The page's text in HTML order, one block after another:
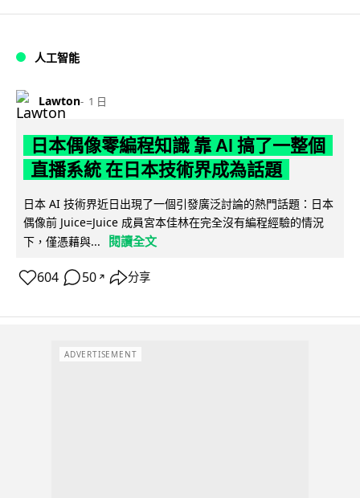
人工智能
Lawton 1 日
日本偶像零編程知識 靠 AI 搞了一整個
直播系統 在日本技術界成為話題
日本 AI 技術界近日出現了一個引發廣泛討論的熱門話題：日本
偶像前 Juice=Juice 成員宮本佳林在完全沒有編程經驗的情況
下，僅憑藉與...
閱讀全文
604 50 ↗ 分享
ADVERTISEMENT